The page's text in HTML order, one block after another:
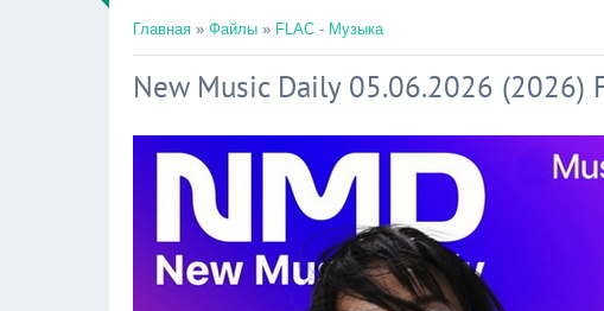
Главная » Файлы » FLAC - Музыка
New Music Daily 05.06.2026 (2026)